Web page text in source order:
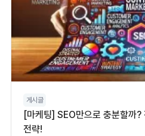
게시글
[마케팅] SEO만으로 충분할까?
전략!